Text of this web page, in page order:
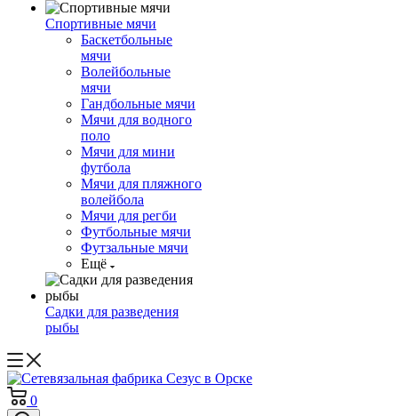
Спортивные мячи
Баскетбольные
мячи
Волейбольные
мячи
Гандбольные мячи
Мячи для водного
поло
Мячи для мини
футбола
Мячи для пляжного
волейбола
Мячи для регби
Футбольные мячи
Футзальные мячи
Ещё
Садки для разведения
рыбы
0